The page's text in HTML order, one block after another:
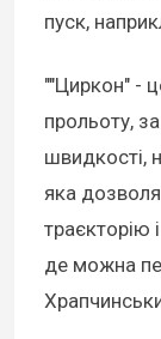
пуск,
""Циркон" -
прольоту,
швидкості,
яка
траєкторію
де можна